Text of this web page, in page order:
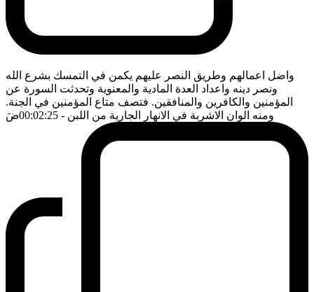
واضل اعمالهم وطريق النصر عليهم يكمن في التمسك بشرع الله
ونصر دينه واعداد العدة المادية والمعنوية وتحدثت السورة عن
المؤمنين والكافرين والمنافقين. فتصف متاع المؤمنين في الجنة.
ومنه الوان الاشربة في الانهار الجارية من اللبن - 00:02:25 ضَ